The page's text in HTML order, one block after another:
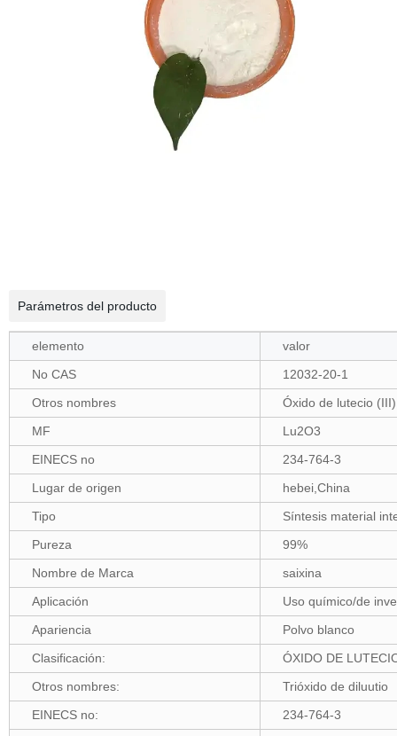
Parámetros del producto
elemento
valor
No CAS
12032-20-1
Otros nombres
Óxido de lutecio
MF
Lu2O3
EINECS no
234-764-3
Lugar de origen
hebei,China
Tipo
Síntesis material
Pureza
99%
Nombre de Marca
saixina
Aplicación
Uso químico/de
Apariencia
Polvo blanco
Clasificación:
ÓXIDO DE
Otros nombres:
Trióxido de diluutio
EINECS no:
234-764-3